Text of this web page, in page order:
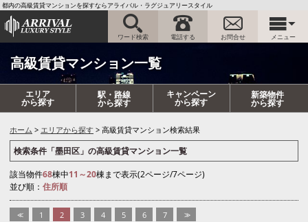
都内の高級賃貸マンションを探すならアライバル・ラグジュアリースタイル
ワード検索 電話する お問合せ メニュー
高級賃貸マンション一覧
エリア
から探す
駅・路線
から探す
キャンペーン
から探す
新築物件
から探す
ホーム エリアから探す 高級賃貸マンション検索結果
検索条件「墨田区」の高級賃貸マンション一覧
該当物件68棟中11～20棟まで表示(2ページ/7ページ)
並び順： 住所順
<< 1 2 3 4 5 6 7 >>